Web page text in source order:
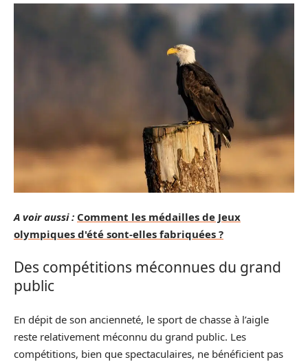
A voir aussi : Comment les médailles de Jeux
olympiques d'été sont-elles fabriquées ?
Des compétitions méconnues du grand
public
En dépit de son ancienneté, le sport de chasse à l’aigle
reste relativement méconnu du grand public. Les
compétitions, bien que spectaculaires, ne bénéficient pas